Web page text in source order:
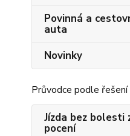
Povinná a
auta
Novinky
Průvodce podle řešení
Jízda bez bolesti
pocení